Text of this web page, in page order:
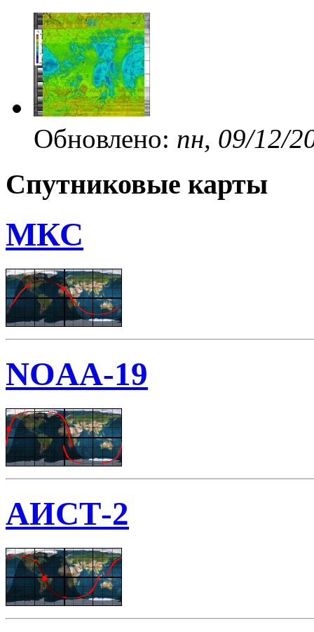
Обновлено: пн, 09/12/
Спутниковые карты
МКС
NOAA-19
АИСТ-2